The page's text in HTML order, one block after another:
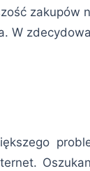
zakupów
W